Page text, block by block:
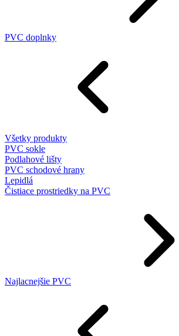
PVC doplnky
Všetky produkty
PVC sokle
Podlahové lišty
PVC schodové hrany
Lepidlá
Čistiace prostriedky na PVC
Najlacnejšie PVC